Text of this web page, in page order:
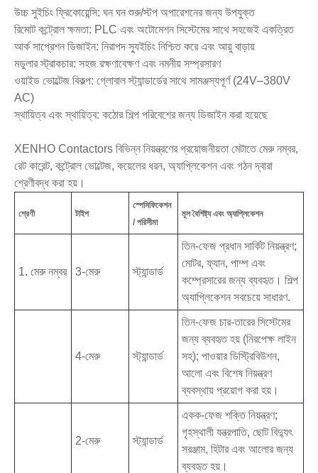
উচ্চ সুইচিং ফ্রিকোয়েন্সি: ঘন ঘন শুরু/স্টপ অপারেশনের জন্য উপযুক্ত
রিমোট কন্ট্রোল ক্ষমতা: PLC এবং অটোমেশন সিস্টেমের সাথে সহজেই একত্রিত
আর্ক সাপ্রেশন ডিজাইন: নিরাপদ স্যুইচিং নিশ্চিত করে এবং আয়ু বাড়ায়
মডুলার স্ট্রাকচার: সহজ রক্ষণাবেক্ষণ এবং নমনীয় সম্প্রসারণ
ওয়াইড ভোল্টেজ বিকল্প: গ্লোবাল স্ট্যান্ডার্ডের সাথে সামঞ্জস্যপূর্ণ (24V–380V
AC)
স্থায়িত্ব এবং স্থায়িত্ব: কঠোর শিল্প পরিবেশের জন্য ডিজাইন করা হয়েছে
XENHO Contactors বিভিন্ন নিয়ন্ত্রণের প্রয়োজনীয়তা মেটাতে মেরু নম্বর,
রেট কারেন্ট, কন্ট্রোল ভোল্টেজ, কয়েলের ধরন, অ্যাপ্লিকেশন এবং গঠন দ্বারা
শ্রেণীবদ্ধ করা হয়।
শ্রেণী টাইপ
স্পেসিফিকেশন
/ পরিসীমা
মূল বৈশিষ্ট্য এবং অ্যাপ্লিকেশন
1. মেরু নম্বর 3-মেরু স্ট্যান্ডার্ড
তিন-ফেজ প্রধান সার্কিট নিয়ন্ত্রণ;
মোটর, ফ্যান, পাম্প এবং
কম্প্রেসারের জন্য ব্যবহৃত। শিল্প
অ্যাপ্লিকেশন সবচেয়ে সাধারণ.
4-মেরু স্ট্যান্ডার্ড
তিন-ফেজ চার-তারের সিস্টেমের
জন্য ব্যবহৃত হয় (নিরপেক্ষ লাইন
সহ); পাওয়ার ডিস্ট্রিবিউশন,
আলো এবং বিশেষ নিয়ন্ত্রণ
ব্যবস্থায় প্রয়োগ করা হয়।
2-মেরু স্ট্যান্ডার্ড
একক-ফেজ শক্তি নিয়ন্ত্রণ;
গৃহস্থালী যন্ত্রপাতি, ছোট বিদ্যুৎ
সরঞ্জাম, হিটার এবং আলোর জন্য
ব্যবহৃত হয়।